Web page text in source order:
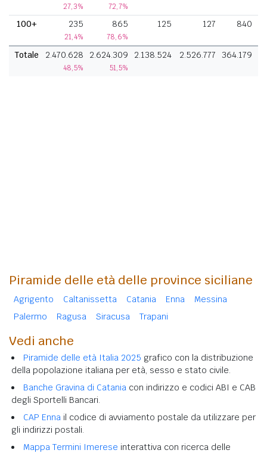
27,3% 72,7%
100+ 235
21,4%
865
78,6%
125 127 840
Totale 2.470.628
48,5%
2.624.309
51,5%
2.138.524 2.526.777 364.179
Piramide delle età delle province siciliane
Agrigento Caltanissetta Catania Enna
Messina
Palermo
Ragusa Siracusa Trapani
Vedi anche
Piramide delle età Italia 2025 grafico con la distribuzione
della popolazione italiana per età, sesso e stato civile.
Banche Gravina di Catania con indirizzo e codici ABI e CAB
degli Sportelli Bancari.
CAP Enna il codice di avviamento postale da utilizzare per
gli indirizzi postali.
Mappa Termini Imerese interattiva con ricerca delle